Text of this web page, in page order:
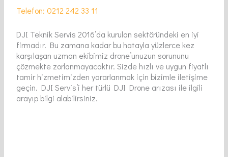
Telefon: 0212 242 33 11
DJI Teknik Servis 2016’da kurulan sektöründeki en iyi
firmadır. Bu zamana kadar bu hatayla yüzlerce kez
karşılaşan uzman ekibimiz drone’unuzun sorununu
çözmekte zorlanmayacaktır. Sizde hızlı ve uygun fiyatlı
tamir hizmetimizden yararlanmak için bizimle iletişime
geçin. DJI Servis’i her türlü DJI Drone arızası ile ilgili
arayıp bilgi alabilirsiniz.